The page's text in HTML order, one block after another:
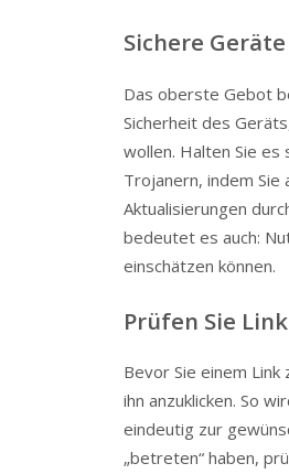
Sichere
Das oberste Gebot
Sicherheit des
wollen. Halten Sie
Trojanern, indem Sie
Aktualisierungen
bedeutet es auch:
einschätzen können.
Prüfen Sie
Bevor Sie einem
ihn anzuklicken. So
eindeutig zur
„betreten“ haben,